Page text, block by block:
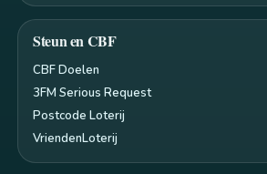
Steun en CBF
CBF Doelen
3FM Serious Request
Postcode Loterij
VriendenLoterij